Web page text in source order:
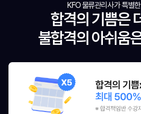
KFO 물류관리사가 특별
합격의 기쁨은
불합격의 아쉬움